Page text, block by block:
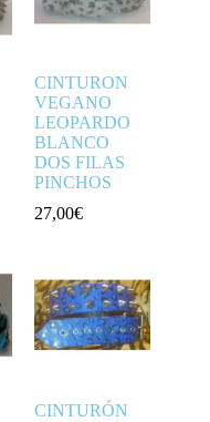
CINTURON
VEGANO
LEOPARDO
BLANCO
DOS FILAS
PINCHOS
27,00€
CINTURÓN